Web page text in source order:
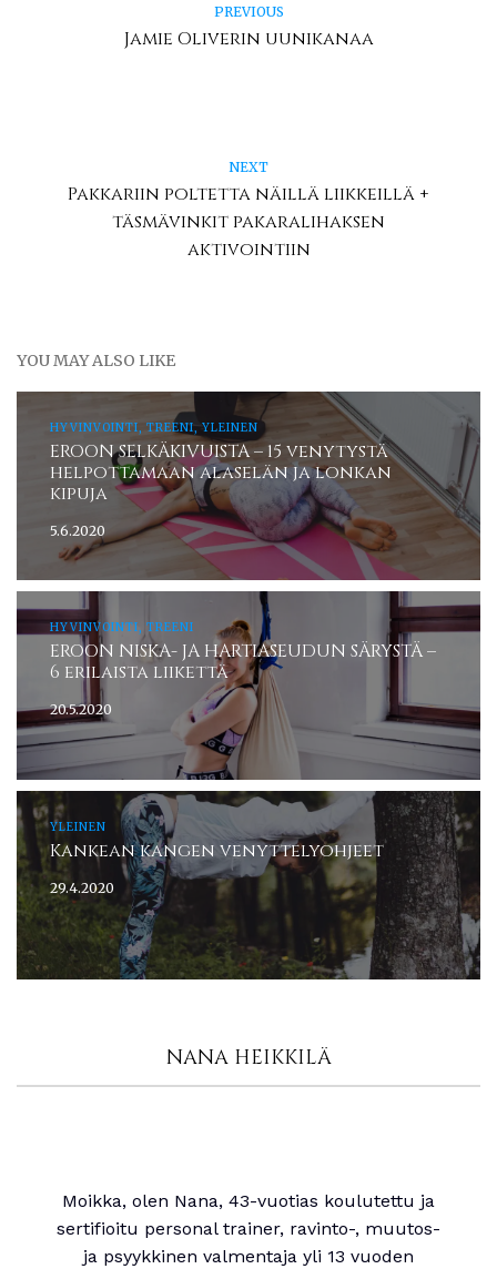
PREVIOUS
Jamie Oliverin uunikanaa
NEXT
Pakkariin poltetta näillä liikkeillä +
täsmävinkit pakaralihaksen
aktivointiin
YOU MAY ALSO LIKE
HYVINVOINTI, TREENI, YLEINEN
EROON SELKÄKIVUISTA – 15 venytystä
helpottamaan alaselän ja lonkan
kipuja
5.6.2020
HYVINVOINTI, TREENI
EROON NISKA- JA HARTIASEUDUN SÄRYSTÄ –
6 erilaista liikettä
20.5.2020
YLEINEN
Kankean kangen venyttelyohjeet
29.4.2020
NANA HEIKKILÄ
Moikka, olen Nana, 43-vuotias koulutettu ja
sertifioitu personal trainer, ravinto-, muutos-
ja psyykkinen valmentaja yli 13 vuoden